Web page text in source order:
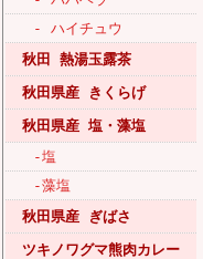
- ハイチュウ
秋田 熱湯玉露茶
秋田県産 きくらげ
秋田県産 塩・藻塩
-塩
-藻塩
秋田県産 ぎばさ
ツキノワグマ熊肉カレー